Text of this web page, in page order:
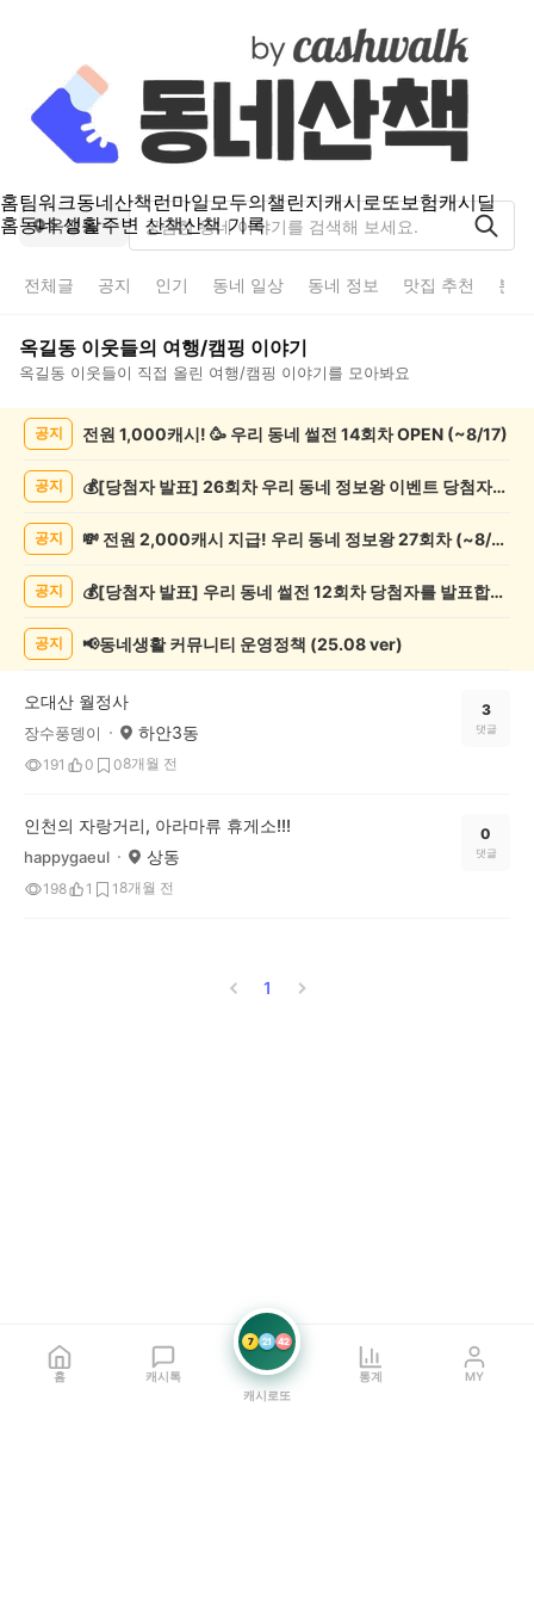
홈팀워크동네산책런마일모두의챌린지캐시로또보험캐시딜
홈동네 생활주변 산책산책 기록
옥길동
전체글 공지 인기 동네 일상 동네 정보 맛집 추천 분
옥길동 이웃들의 여행/캠핑 이야기
옥길동 이웃들이 직접 올린 여행/캠핑 이야기를 모아봐요
록
공지 전원 1,000캐시! 🥳 우리 동네 썰전 14회차 OPEN (~8/17)
공지 💰[당첨자 발표] 26회차 우리 동네 정보왕 이벤트 당첨자를 발표합니다!
공지 💸 전원 2,000캐시 지급! 우리 동네 정보왕 27회차 (~8/10)
공지 💰[당첨자 발표] 우리 동네 썰전 12회차 당첨자를 발표합니다!
공지 📢동네생활 커뮤니티 운영정책 (25.08 ver)
오대산 월정사
장수풍뎅이 하안3동
191 0 08개월 전
3
댓글
인천의 자랑거리, 아라마류 휴게소!!!
happygaeul 상동
198 1 1 8개월 전
0
댓글
1
홈 캐시톡
7 21 42
캐시로또
통계 MY